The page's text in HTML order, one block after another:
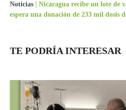
Noticias
Nicaragua recibe un lote de
espera una donación de 233 mil dosis
TE PODRÍA INTERESAR